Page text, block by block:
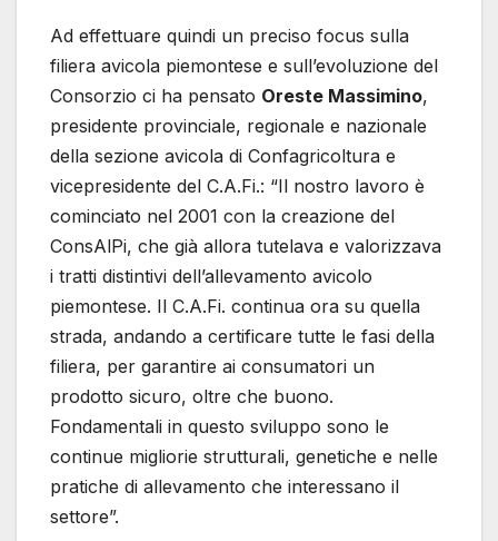
Ad effettuare quindi un preciso focus sulla
filiera avicola piemontese e sull’evoluzione del
Consorzio ci ha pensato Oreste Massimino,
presidente provinciale, regionale e nazionale
della sezione avicola di Confagricoltura e
vicepresidente del C.A.Fi.: “Il nostro lavoro è
cominciato nel 2001 con la creazione del
ConsAlPi, che già allora tutelava e valorizzava
i tratti distintivi dell’allevamento avicolo
piemontese. Il C.A.Fi. continua ora su quella
strada, andando a certificare tutte le fasi della
filiera, per garantire ai consumatori un
prodotto sicuro, oltre che buono.
Fondamentali in questo sviluppo sono le
continue migliorie strutturali, genetiche e nelle
pratiche di allevamento che interessano il
settore”.